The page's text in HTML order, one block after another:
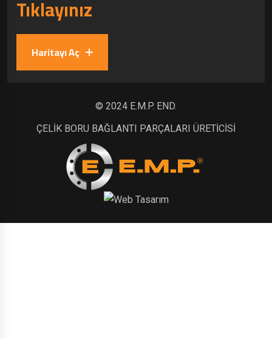
Tıklayınız
Haritayı Aç
© 2024 E.M.P. END.
ÇELİK BORU BAĞLANTI PARÇALARI ÜRETİCİSİ